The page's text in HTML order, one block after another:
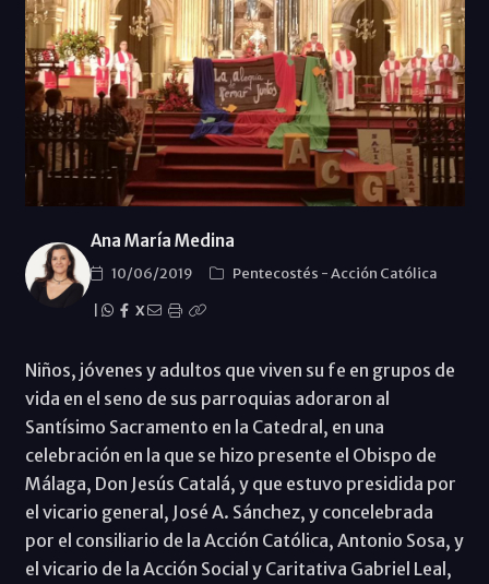
Ana María Medina
10/06/2019 Pentecostés -Acción Católica
X
Niños, jóvenes y adultos que viven su fe en grupos de
vida en el seno de sus parroquias adoraron al
Santísimo Sacramento en la Catedral, en una
celebración en la que se hizo presente el Obispo de
Málaga, Don Jesús Catalá, y que estuvo presidida por
el vicario general, José A. Sánchez, y concelebrada
por el consiliario de la Acción Católica, Antonio Sosa, y
el vicario de la Acción Social y Caritativa Gabriel Leal,